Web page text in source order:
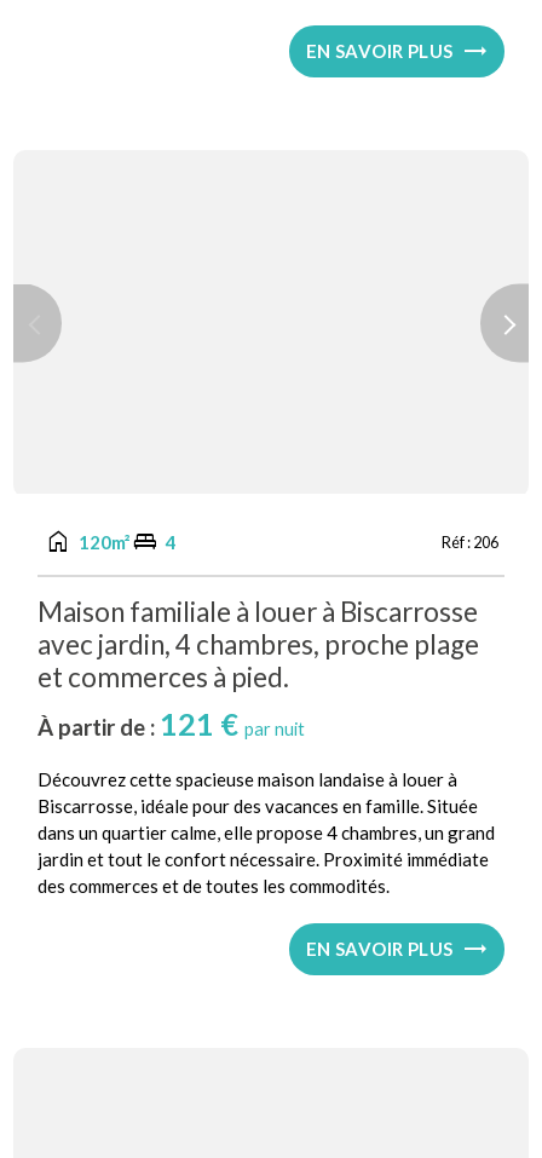
EN SAVOIR PLUS
Previous Next
home 120m²king_bed 4 Réf :206
Maison familiale à louer à Biscarrosse
avec jardin, 4 chambres, proche plage
et commerces à pied.
À partir de : 121 €par nuit
Découvrez cette spacieuse maison landaise à louer à
Biscarrosse, idéale pour des vacances en famille. Située
dans un quartier calme, elle propose 4 chambres, un grand
jardin et tout le confort nécessaire. Proximité immédiate
des commerces et de toutes les commodités.
EN SAVOIR PLUS